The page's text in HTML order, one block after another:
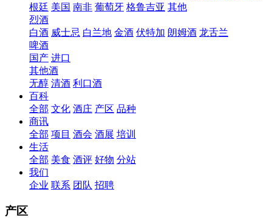
根廷 美国 南非 葡萄牙 格鲁吉亚 其他
烈酒
白酒 威士忌 白兰地 金酒 伏特加 朗姆酒 龙舌兰
啤酒
国产 进口
其他酒
无醇 清酒 利口酒
百科
全部 文化 酒庄 产区 品种
商讯
全部 项目 酒会 酒展 培训
生活
全部 美食 酒评 好物 分站
我们
企业 联系 团队 招聘
产区